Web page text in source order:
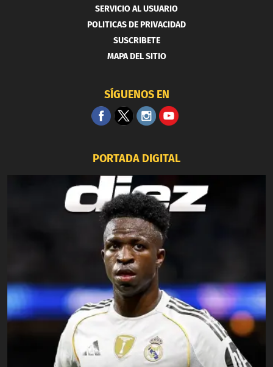
SERVICIO AL USUARIO
POLITICAS DE PRIVACIDAD
SUSCRIBETE
MAPA DEL SITIO
SÍGUENOS EN
PORTADA DIGITAL